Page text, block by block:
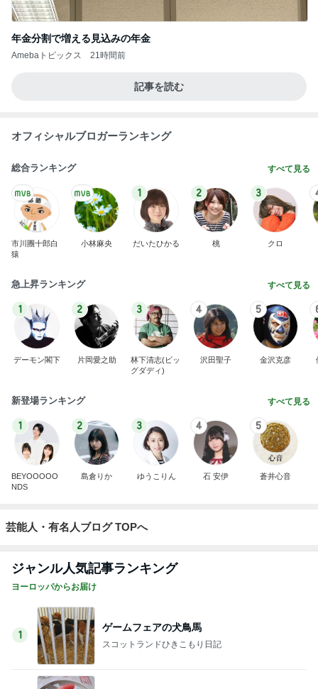
年金分割で増える見込みの年金
Amebaトピックス 21時間前
記事を読む
オフィシャルブロガーランキング
総合ランキング すべて見る
市川團十郎白
猿
小林麻央
1
だいたひかる
2
桃
3
クロ
急上昇ランキング すべて見る
1
デーモン閣下
2
片岡愛之助
3
林下清志(ビッ
グダディ)
4
沢田聖子
5
金沢克彦
新登場ランキング すべて見る
1
BEYOOOOO
NDS
2
島倉りか
3
ゆうこりん
4
石 安伊
5
蒼井心音
芸能人・有名人ブログ TOPへ
ジャンル人気記事ランキング
ヨーロッパからお届け
1
ゲームフェアの犬鳥馬
スコットランドひきこもり日記